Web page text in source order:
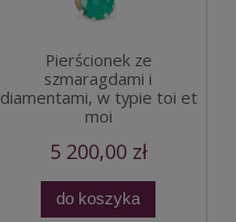
Pierścionek ze
szmaragdami i
diamentami, w typie toi et
moi
5 200,00 zł
do koszyka